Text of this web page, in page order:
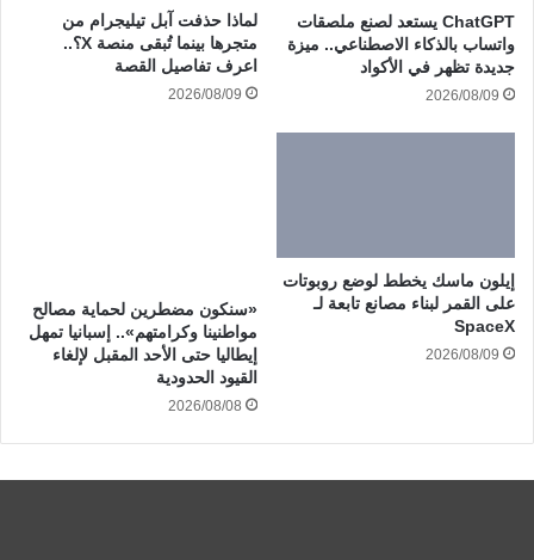
ChatGPT يستعد لصنع ملصقات
واتساب بالذكاء الاصطناعي.. ميزة
جديدة تظهر في الأكواد
2026/08/09
لماذا حذفت آبل تيليجرام من
متجرها بينما تُبقى منصة X؟..
اعرف تفاصيل القصة
2026/08/09
إيلون ماسك يخطط لوضع روبوتات
على القمر لبناء مصانع تابعة لـ
SpaceX
2026/08/09
«سنكون مضطرين لحماية مصالح
مواطنينا وكرامتهم».. إسبانيا تمهل
إيطاليا حتى الأحد المقبل لإلغاء
القيود الحدودية
2026/08/08